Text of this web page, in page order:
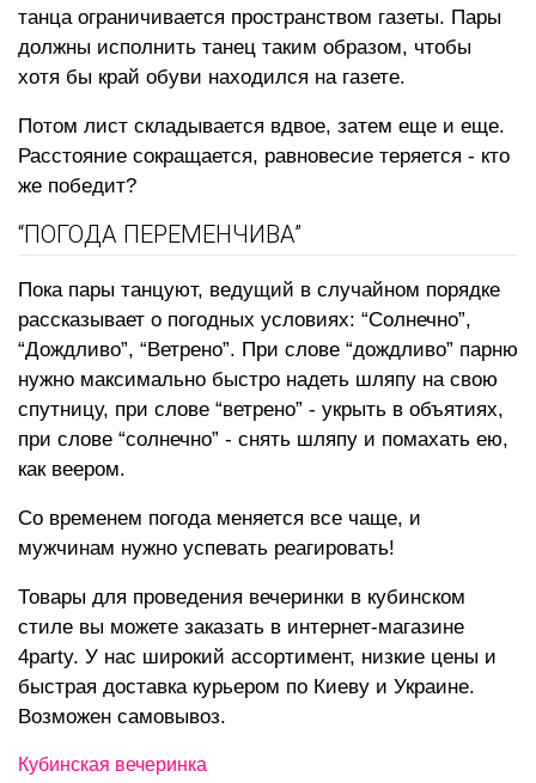
танца ограничивается пространством газеты. Пары
должны исполнить танец таким образом, чтобы
хотя бы край обуви находился на газете.
Потом лист складывается вдвое, затем еще и еще.
Расстояние сокращается, равновесие теряется - кто
же победит?
“ПОГОДА ПЕРЕМЕНЧИВА”
Пока пары танцуют, ведущий в случайном порядке
рассказывает о погодных условиях: “Солнечно”,
“Дождливо”, “Ветрено”. При слове “дождливо” парню
нужно максимально быстро надеть шляпу на свою
спутницу, при слове “ветрено” - укрыть в объятиях,
при слове “солнечно” - снять шляпу и помахать ею,
как веером.
Со временем погода меняется все чаще, и
мужчинам нужно успевать реагировать!
Товары для проведения вечеринки в кубинском
стиле вы можете заказать в интернет-магазине
4party. У нас широкий ассортимент, низкие цены и
быстрая доставка курьером по Киеву и Украине.
Возможен самовывоз.
Кубинская вечеринка